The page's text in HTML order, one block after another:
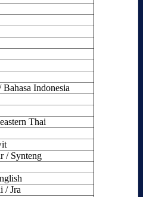
Bahasa Indonesia
Thai
/ Synteng
/ Jra